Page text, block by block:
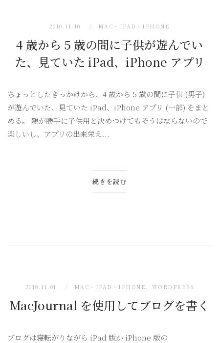
2010.11.10 MAC・IPAD・IPHONE
4 歳から 5 歳の間に子供が遊んでい
た、見ていた iPad、iPhone アプリ
ちょっとしたきっかけから、4 歳から 5 歳の間に子供 (男子)
が遊んでいた、見ていた iPad、iPhone アプリ (一部) をまと
める。 親が勝手に子供用と決めつけてもそうはならないので
楽しいし、アプリの出来栄え...
続きを読む
2010.11.01 MAC・IPAD・IPHONE、 WORDPRESS
MacJournal を使用してブログを書く
ブログは寝転がりながら iPad 版か iPhone 版の